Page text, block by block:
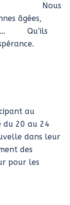
Nous
âgées,
Qu’ils
au
du 20 au 24
dans leur
des
pour les